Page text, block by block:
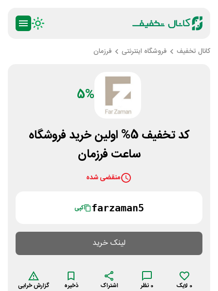
کانال تخفیف فروشگاه اینترنتی فرزمان
5%
کد تخفیف 5% اولین خرید فروشگاه
ساعت فرزمان
منقضی شده
farzaman5 کپی
لینک خرید
0 لایک 0 نظر اشتراک ذخیره گزارش خرابی